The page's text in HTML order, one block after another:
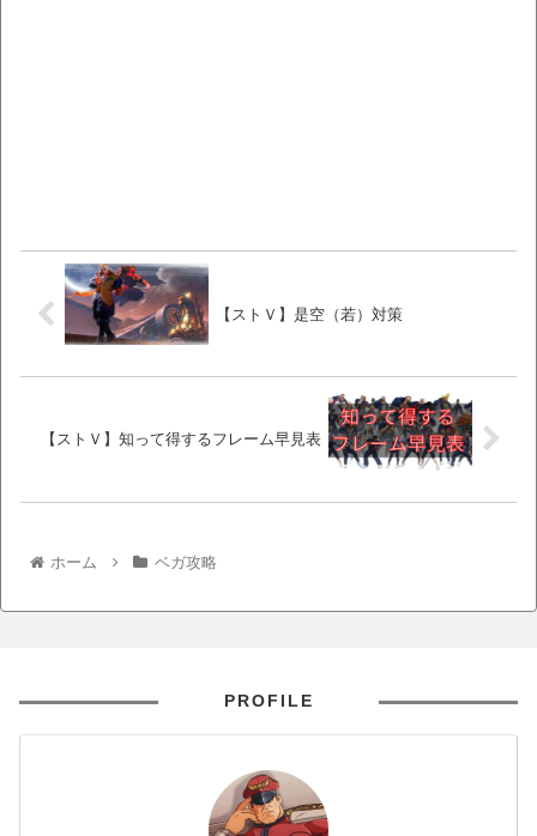
【ストＶ】是空（若）対策
【ストＶ】知って得するフレーム早見表
ホーム ベガ攻略
PROFILE